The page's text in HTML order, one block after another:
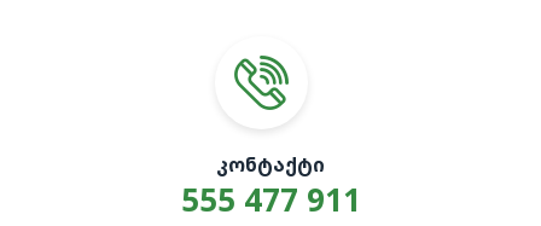
ᲙᲝᲜᲢᲐᲥᲢᲘ
555 477 911